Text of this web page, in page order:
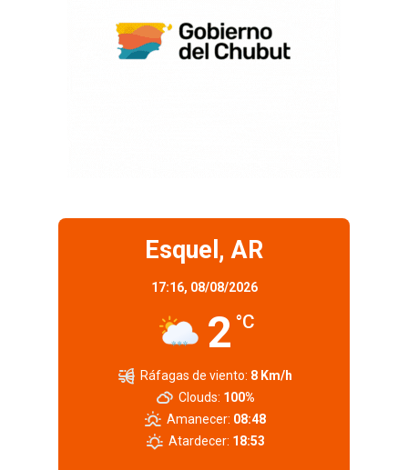
Esquel, AR
17:16, 08/08/2026
2 °C
Ráfagas de viento: 8 Km/h
Clouds: 100%
Amanecer: 08:48
Atardecer: 18:53